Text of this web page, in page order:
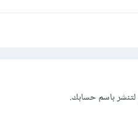
لتنشر باسم حسابك.